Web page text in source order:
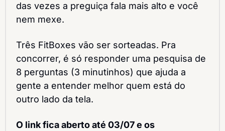
das vezes a preguiça fala mais alto e você
nem mexe.
Três FitBoxes vão ser sorteadas. Pra
concorrer, é só responder uma pesquisa de
8 perguntas (3 minutinhos) que ajuda a
gente a entender melhor quem está do
outro lado da tela.
O link fica aberto até 03/07 e os